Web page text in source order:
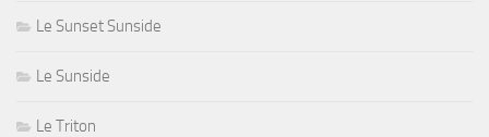
Le Sunset Sunside
Le Sunside
Le Triton